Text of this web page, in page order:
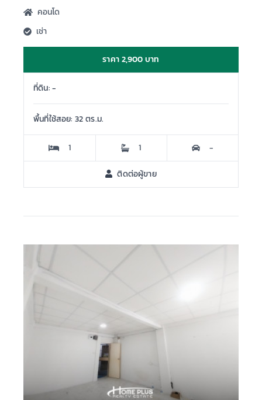
คอนโด
เช่า
ราคา 2,900 บาท
ที่ดิน: -
พื้นที่ใช้สอย: 32 ตร.ม.
1 1 -
ติดต่อผู้ขาย